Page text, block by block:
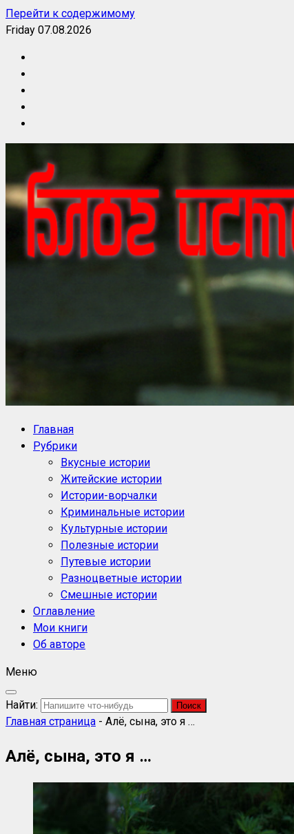
Перейти к содержимому
Friday 07.08.2026
Блог историй NoorySan
Главная
Рубрики
Вкусные истории
Житейские истории
Истории-ворчалки
Криминальные истории
Культурные истории
Полезные истории
Путевые истории
Разноцветные истории
Смешные истории
Оглавление
Мои книги
Об авторе
Меню
Найти:
Главная страница - Алё, сына, это я …
Алё, сына, это я …